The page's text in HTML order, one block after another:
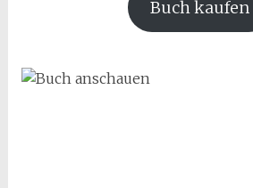
Buch kaufen